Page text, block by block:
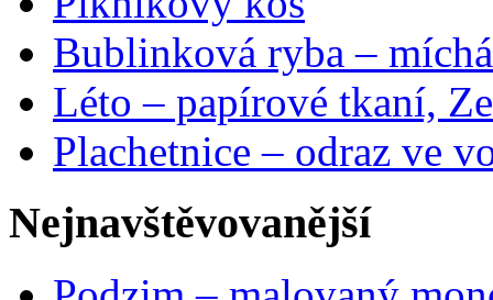
Bublinková ryba –
Léto – papírové tkaní,
Plachetnice – odraz ve
Nejnavštěvovanější